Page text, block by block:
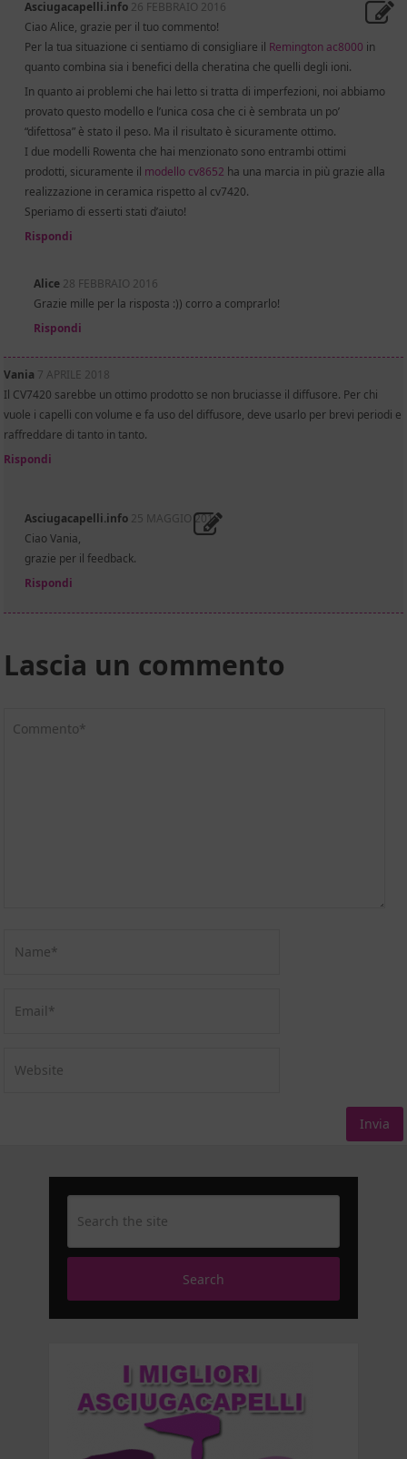
Asciugacapelli.info 26 FEBBRAIO 2016
Ciao Alice, grazie per il tuo commento!
Per la tua situazione ci sentiamo di consigliare il Remington ac8000 in
quanto combina sia i benefici della cheratina che quelli degli ioni.
In quanto ai problemi che hai letto si tratta di imperfezioni, noi abbiamo
provato questo modello e l’unica cosa che ci è sembrata un po’
“difettosa” è stato il peso. Ma il risultato è sicuramente ottimo.
I due modelli Rowenta che hai menzionato sono entrambi ottimi
prodotti, sicuramente il modello cv8652 ha una marcia in più grazie alla
realizzazione in ceramica rispetto al cv7420.
Speriamo di esserti stati d’aiuto!
Rispondi
Alice 28 FEBBRAIO 2016
Grazie mille per la risposta :)) corro a comprarlo!
Rispondi
Vania 7 APRILE 2018
Il CV7420 sarebbe un ottimo prodotto se non bruciasse il diffusore. Per chi
vuole i capelli con volume e fa uso del diffusore, deve usarlo per brevi periodi e
raffreddare di tanto in tanto.
Rispondi
Asciugacapelli.info 25 MAGGIO 2018
Ciao Vania,
grazie per il feedback.
Rispondi
Lascia un commento
Search